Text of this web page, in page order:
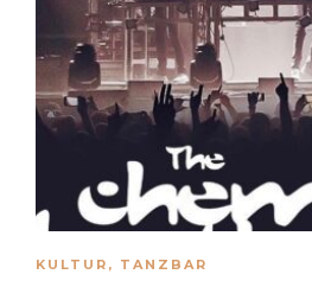
KULTUR , TANZBAR